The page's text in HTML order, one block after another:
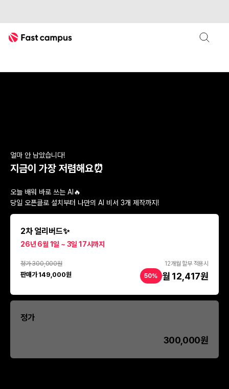
Fast Campus
얼마 안 남았습니다!
지금이 가장 저렴해요⏰
오늘 배워 바로 쓰는 AI🔥
당일 오픈클로 설치부터 나만의 AI 비서 3개 제작까지!
2차 얼리버드✨
26년 6월 1일 ~ 3일 17시까지
정가 300,000원
판매가 149,000원
12개월 할부 적용시
50%
월 12,417원
정가
300,000원